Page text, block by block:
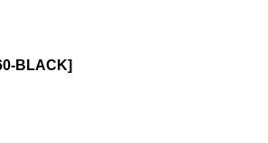
BLACK]